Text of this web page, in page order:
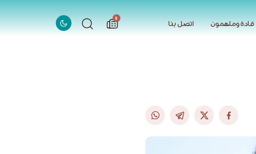
قادة وملهمون اتصل بنا 8الاخبار